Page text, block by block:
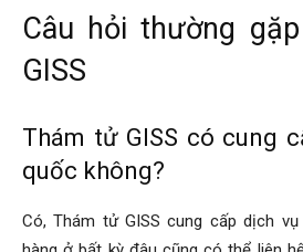
Câu hỏi thường
GISS
Thám tử GISS có cung
quốc không?
Có, Thám tử GISS cung cấp dịch